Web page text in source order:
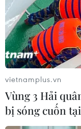
vietnamplus.vn
Vùng 3 Hải
bị sóng cuốn